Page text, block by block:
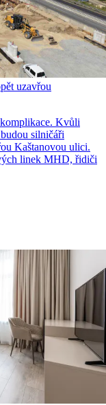
uzavřou
Kvůli
silničáři
Kaštanovou ulici.
linek MHD, řidiči